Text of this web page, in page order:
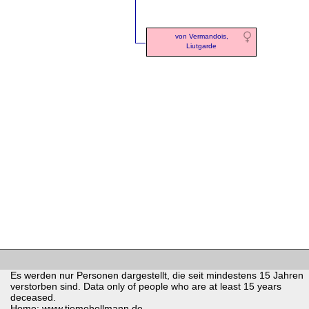
von Vermandois,
Liutgarde
Es werden nur Personen dargestellt, die seit mindestens 15 Jahren
verstorben sind. Data only of people who are at least 15 years
deceased.